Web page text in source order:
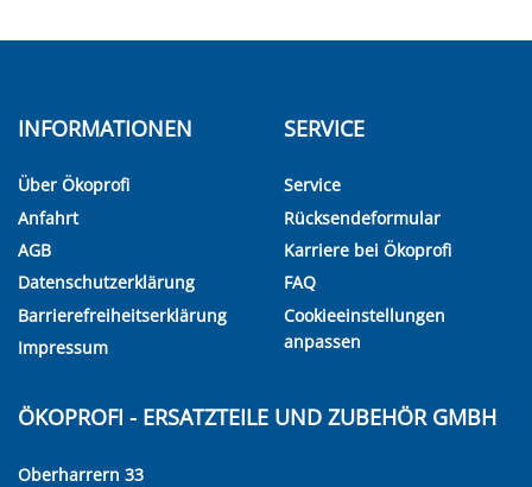
INFORMATIONEN
Über Ökoprofi
Anfahrt
AGB
Datenschutzerklärung
Barrierefreiheitserklärung
Impressum
SERVICE
Service
Rücksendeformular
Karriere bei Ökoprofi
FAQ
Cookieeinstellungen
anpassen
ÖKOPROFI - ERSATZTEILE UND ZUBEHÖR GMBH
Oberharrern 33